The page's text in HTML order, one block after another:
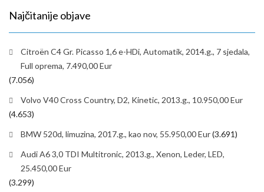
Najčitanije objave
Citroën C4 Gr. Picasso 1,6 e-HDi, Automatik, 2014.g., 7 sjedala,
Full oprema, 7.490,00 Eur
(7.056)
Volvo V40 Cross Country, D2, Kinetic, 2013.g., 10.950,00 Eur
(4.653)
BMW 520d, limuzina, 2017.g., kao nov, 55.950,00 Eur(3.691)
Audi A6 3,0 TDI Multitronic, 2013.g., Xenon, Leder, LED,
25.450,00 Eur
(3.299)